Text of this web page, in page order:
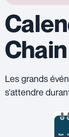
Les grands
s'attendre